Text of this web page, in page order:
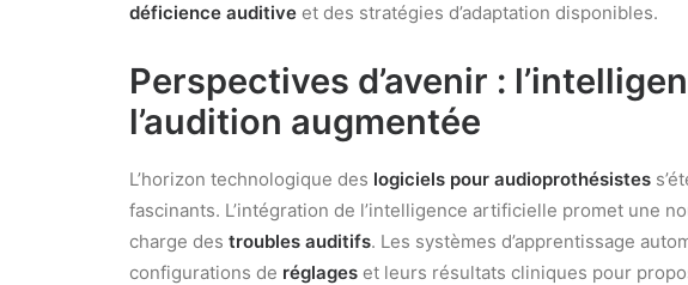
déficience auditive et des stratégies d’adaptation disponibles.
Perspectives d’avenir :
l’audition augmentée
L’horizon technologique des logiciels pour audioprothésistes
fascinants. L’intégration de l’intelligence artificielle promet une
charge des troubles auditifs. Les systèmes d’apprentissage
configurations de réglages et leurs résultats cliniques pour